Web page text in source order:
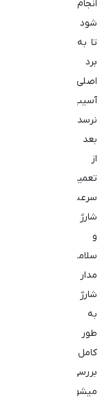
انجام
شود
تا به
برد
اصلی
آسیب
نرسد.
بعد
از
تعمیر
سرعت
شارژ
و
سلامت
مدار
شارژ
به
طور
کامل
بررسی
میشود.